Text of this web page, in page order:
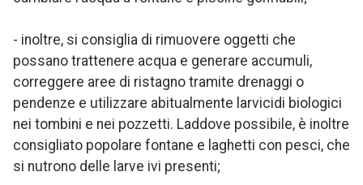
- inoltre, si consiglia di rimuovere oggetti che
possano trattenere acqua e generare accumuli,
correggere aree di ristagno tramite drenaggi o
pendenze e utilizzare abitualmente larvicidi biologici
nei tombini e nei pozzetti. Laddove possibile, è inoltre
consigliato popolare fontane e laghetti con pesci, che
si nutrono delle larve ivi presenti;